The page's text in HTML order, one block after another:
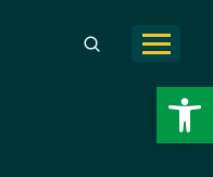
Open toolbar